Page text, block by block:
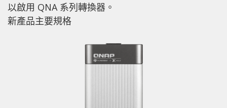
以啟用 QNA 系列轉換器。
新產品主要規格